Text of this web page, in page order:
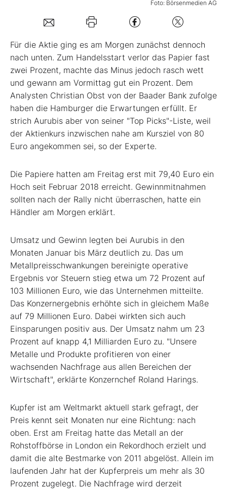
Folgen Sie uns
Kontakt
Foto: Börsenmedien AG
Für die Aktie ging es am Morgen zunächst dennoch
nach unten. Zum Handelsstart verlor das Papier fast
zwei Prozent, machte das Minus jedoch rasch wett
und gewann am Vormittag gut ein Prozent. Dem
Analysten Christian Obst von der Baader Bank zufolge
haben die Hamburger die Erwartungen erfüllt. Er
strich Aurubis aber von seiner "Top Picks"-Liste, weil
der Aktienkurs inzwischen nahe am Kursziel von 80
Euro angekommen sei, so der Experte.
Die Papiere hatten am Freitag erst mit 79,40 Euro ein
Hoch seit Februar 2018 erreicht. Gewinnmitnahmen
sollten nach der Rally nicht überraschen, hatte ein
Händler am Morgen erklärt.
Umsatz und Gewinn legten bei Aurubis in den
Monaten Januar bis März deutlich zu. Das um
Metallpreisschwankungen bereinigte operative
Ergebnis vor Steuern stieg etwa um 72 Prozent auf
103 Millionen Euro, wie das Unternehmen mitteilte.
Das Konzernergebnis erhöhte sich in gleichem Maße
auf 79 Millionen Euro. Dabei wirkten sich auch
Einsparungen positiv aus. Der Umsatz nahm um 23
Prozent auf knapp 4,1 Milliarden Euro zu. "Unsere
Metalle und Produkte profitieren von einer
wachsenden Nachfrage aus allen Bereichen der
Wirtschaft", erklärte Konzernchef Roland Harings.
Kupfer ist am Weltmarkt aktuell stark gefragt, der
Preis kennt seit Monaten nur eine Richtung: nach
oben. Erst am Freitag hatte das Metall an der
Rohstoffbörse in London ein Rekordhoch erzielt und
damit die alte Bestmarke von 2011 abgelöst. Allein im
laufenden Jahr hat der Kupferpreis um mehr als 30
Prozent zugelegt. Die Nachfrage wird derzeit